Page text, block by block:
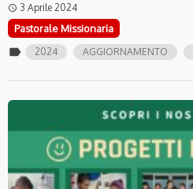
access_time 3 Aprile 2024
Pastorale Missionaria
label 2024 AGGIORNAMENTO